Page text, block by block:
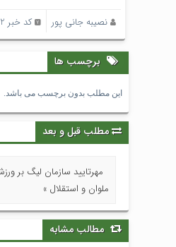
نصیبه جانی پور کد خبر 18372
برچسب ها
این مطلب بدون برچسب می باشد.
مطلب قبل و بعد
مهرتایید سازمان لیگ بر
ملوان و استقلال »
مطالب مشابه